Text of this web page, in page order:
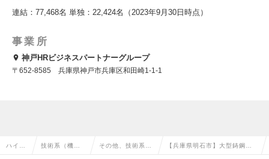
連結：77,468名 単独：22,424名（2023年9月30日時点）
事業所
神戸HRビジネスパートナーグループ
〒652-8585 兵庫県神戸市兵庫区和田崎1-1-1
ハイク 技術系（機 その他、技術系 【兵庫県明石市】大型鋳鋼品